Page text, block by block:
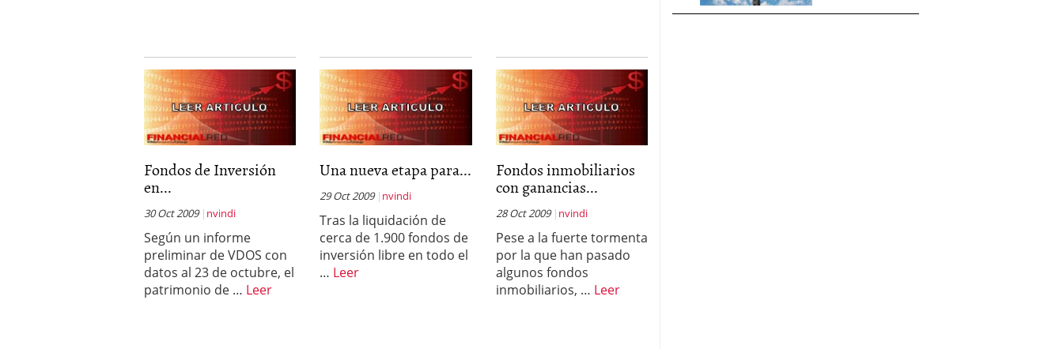
Fondos de Inversión
en...
30 Oct 2009 nvindi
Según un informe
preliminar de VDOS con
datos al 23 de octubre, el
patrimonio de … Leer
Una nueva etapa para...
29 Oct 2009 nvindi
Tras la liquidación de
cerca de 1.900 fondos de
inversión libre en todo el
… Leer
Fondos inmobiliarios
con ganancias...
28 Oct 2009 nvindi
Pese a la fuerte tormenta
por la que han pasado
algunos fondos
inmobiliarios, … Leer